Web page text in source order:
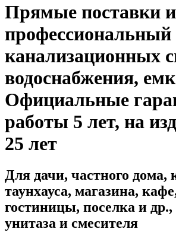
Прямые поставки и
канализационных
водоснабжения,
Официальные
работы 5 лет, на
25 лет
Для дачи, частного дома,
таунхауса, магазина,
гостиницы, поселка и
унитаза и смесителя